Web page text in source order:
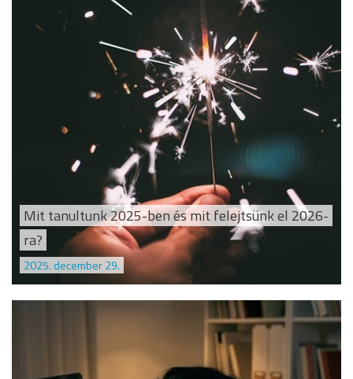
Mit tanultunk 2025-ben és mit felejtsünk el 2026-
ra?
2025. december 29.